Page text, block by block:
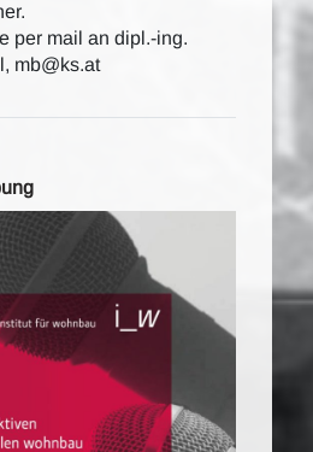
per mail an dipl.-ing.
mb@ks.at